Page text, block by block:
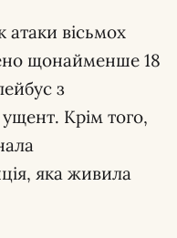
атаки вісьмох
щонайменше 18
з
Крім того,
яка живила